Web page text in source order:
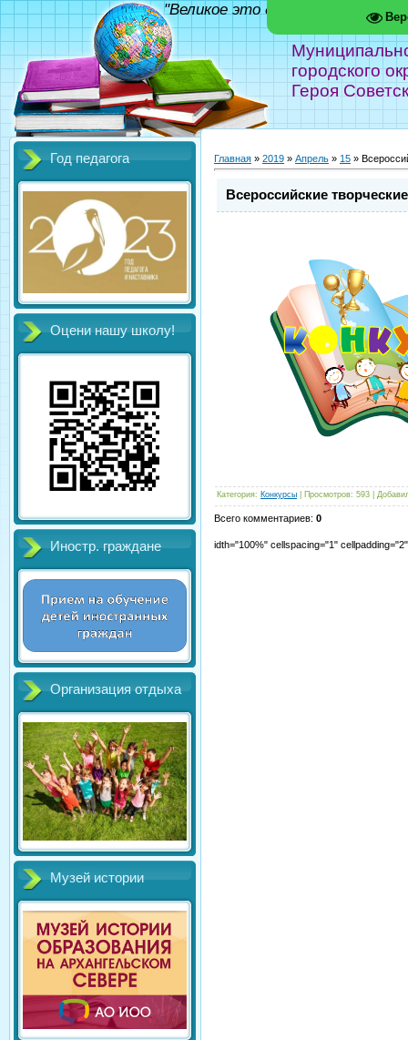
городского
Героя
"Великое это дело - школа!"
Год педагога
Оцени нашу школу!
Иностр. граждане
Организация отдыха
Музей истории
Главная » 2019 » Апрель » 15 »
Всероссийские
Категория: Конкурсы Просмотров: 593
Всего комментариев: 0
idth="100%" cellspacing="1"